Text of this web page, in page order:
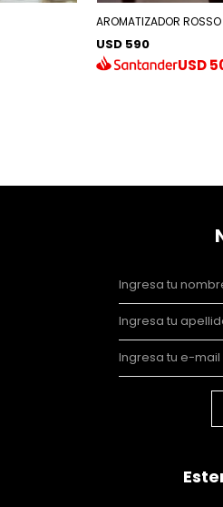
AROMATIZADOR ROSSO
USD 590
USD